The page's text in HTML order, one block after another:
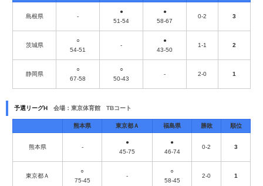
島根県 -
●
51-54
●
58-67
0-2 3
茨城県
○
54-51
-
●
43-50
1-1 2
静岡県
○
67-58
○
50-43
- 2-0 1
予選リーグH 会場：東京体育館 TBコート
熊本県 東京都Ａ 福島県 勝敗 順位
熊本県 -
●
45-75
●
46-74
0-2 3
東京都Ａ
○
75-45
-
○
58-45
2-0 1